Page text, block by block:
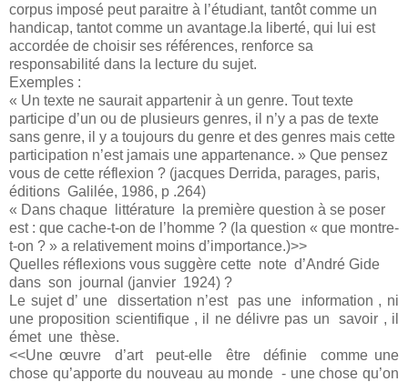
corpus imposé peut paraitre à l’étudiant, tantôt comme un
handicap, tantot comme un avantage.la liberté, qui lui est
accordée de choisir ses références, renforce sa
responsabilité dans la lecture du sujet.
Exemples :
« Un texte ne saurait appartenir à un genre. Tout texte
participe d’un ou de plusieurs genres, il n’y a pas de texte
sans genre, il y a toujours du genre et des genres mais cette
participation n’est jamais une appartenance. » Que pensez
vous de cette réflexion ? (jacques Derrida, parages, paris,
éditions Galilée, 1986, p .264)
« Dans chaque littérature la première question à se poser
est : que cache-t-on de l’homme ? (la question « que montre-
t-on ? » a relativement moins d’importance.)>>
Quelles réflexions vous suggère cette note d’André Gide
dans son journal (janvier 1924) ?
Le sujet d’ une dissertation n’est pas une information , ni
une proposition scientifique , il ne délivre pas un savoir , il
émet une thèse.
<<Une œuvre d’art peut-elle être définie comme une
chose qu’apporte du nouveau au monde - une chose qu’on